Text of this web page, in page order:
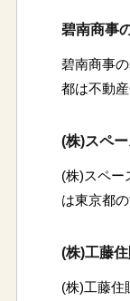
碧南商事
碧南商事
都は不動
(株)スペ
(株)スペ
は東京都
(株)工藤
(株)工藤